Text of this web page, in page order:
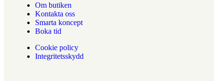
Om butiken
Kontakta oss
Smarta koncept
Boka tid
Cookie policy
Integritetsskydd